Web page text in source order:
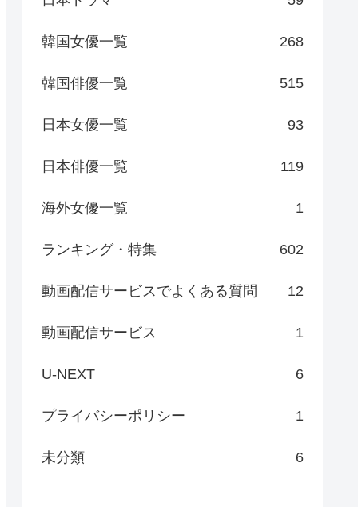
韓国女優一覧 268
韓国俳優一覧 515
日本女優一覧 93
日本俳優一覧 119
海外女優一覧 1
ランキング・特集 602
動画配信サービスでよくある質問 12
動画配信サービス 1
U-NEXT 6
プライバシーポリシー 1
未分類 6